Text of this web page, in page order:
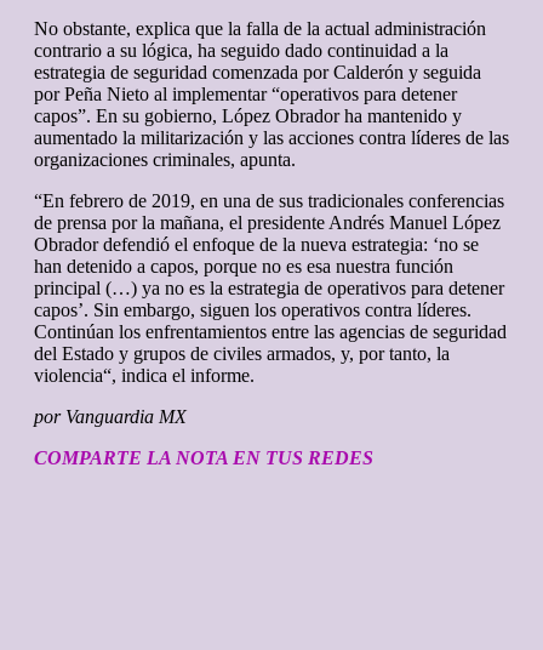
No obstante, explica que la falla de la actual administración
contrario a su lógica, ha seguido dado continuidad a la
estrategia de seguridad comenzada por Calderón y seguida
por Peña Nieto al implementar “operativos para detener
capos”. En su gobierno, López Obrador ha mantenido y
aumentado la militarización y las acciones contra líderes de las
organizaciones criminales, apunta.
“En febrero de 2019, en una de sus tradicionales conferencias
de prensa por la mañana, el presidente Andrés Manuel López
Obrador defendió el enfoque de la nueva estrategia: ‘no se
han detenido a capos, porque no es esa nuestra función
principal (…) ya no es la estrategia de operativos para detener
capos’. Sin embargo, siguen los operativos contra líderes.
Continúan los enfrentamientos entre las agencias de seguridad
del Estado y grupos de civiles armados, y, por tanto, la
violencia“, indica el informe.
por Vanguardia MX
COMPARTE LA NOTA EN TUS REDES